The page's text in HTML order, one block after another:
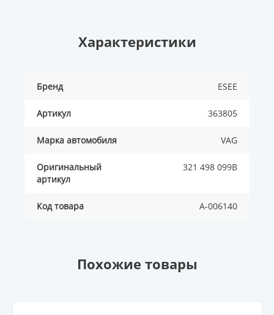
Характеристики
Бренд ESEE
Артикул 363805
Марка автомобиля VAG
Оригинальный
артикул
321 498 099B
Код товара A-006140
Похожие товары